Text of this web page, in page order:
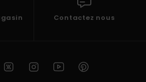
Contactez nous